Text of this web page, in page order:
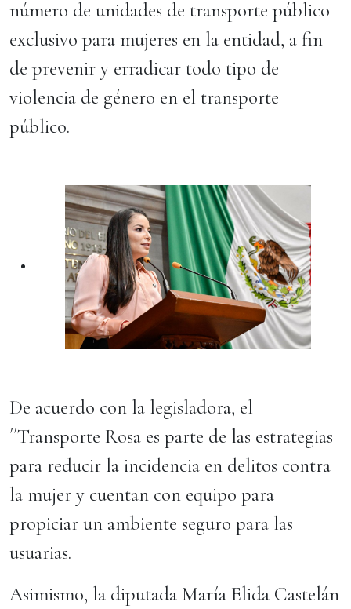
número de unidades de transporte público
exclusivo para mujeres en la entidad, a fin
de prevenir y erradicar todo tipo de
violencia de género en el transporte
público.
De acuerdo con la legisladora, el
´´Transporte Rosa es parte de las estrategias
para reducir la incidencia en delitos contra
la mujer y cuentan con equipo para
propiciar un ambiente seguro para las
usuarias.
Asimismo, la diputada María Elida Castelán